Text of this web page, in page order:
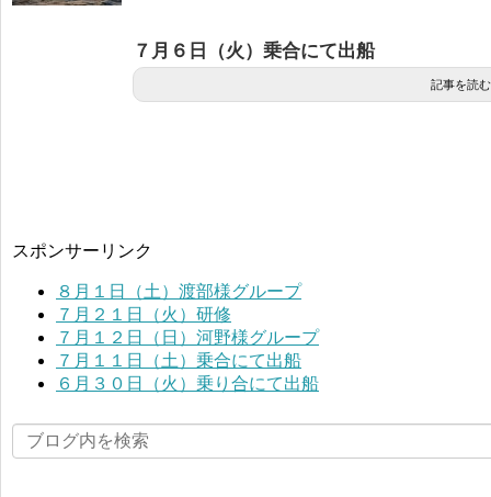
７月６日（火）乗合にて出船
記事を読む
スポンサーリンク
８月１日（土）渡部様グループ
７月２１日（火）研修
７月１２日（日）河野様グループ
７月１１日（土）乗合にて出船
６月３０日（火）乗り合にて出船